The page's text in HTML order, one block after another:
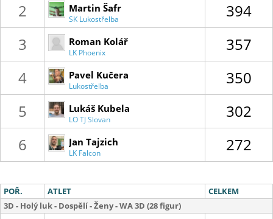
2
Martin Šafr
SK Lukostřelba
Libichov
394
3
Roman Kolář
LK Phoenix
Kostelec
357
4
Pavel Kučera
Lukostřelba
Olomouc
350
5
Lukáš Kubela
LO TJ Slovan
Havířov
302
6
Jan Tajzich
LK Falcon 272
POŘ. ATLET
CELKEM
3D - Holý luk - Dospělí - Ženy - WA 3D (28 figur)